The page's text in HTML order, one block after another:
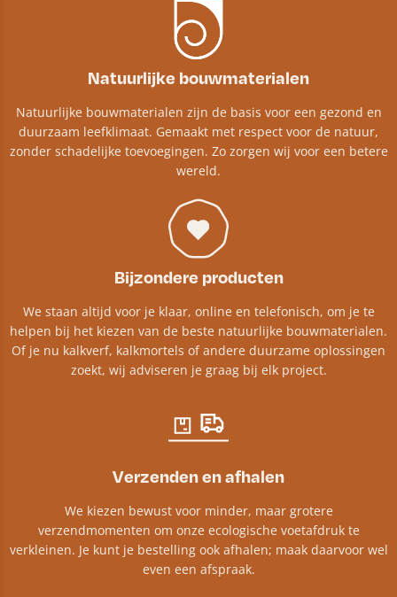
Natuurlijke bouwmaterialen
Natuurlijke bouwmaterialen zijn de basis voor een gezond en
duurzaam leefklimaat. Gemaakt met respect voor de natuur,
zonder schadelijke toevoegingen. Zo zorgen wij voor een betere
wereld.
Bijzondere producten
We staan altijd voor je klaar, online en telefonisch, om je te
helpen bij het kiezen van de beste natuurlijke bouwmaterialen.
Of je nu kalkverf, kalkmortels of andere duurzame oplossingen
zoekt, wij adviseren je graag bij elk project.​
Verzenden en afhalen
We kiezen bewust voor minder, maar grotere
verzendmomenten om onze ecologische voetafdruk te
verkleinen. Je kunt je bestelling ook afhalen; maak daarvoor wel
even een afspraak.